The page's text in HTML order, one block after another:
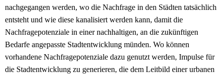
nachgegangen werden, wo die Nachfrage in den Städten tatsächlich
entsteht und wie diese kanalisiert werden kann, damit die
Nachfragepotenziale in einer nachhaltigen, an die zukünftigen
Bedarfe angepasste Stadtentwicklung münden. Wo können
vorhandene Nachfragepotenziale dazu genutzt werden, Impulse für
die Stadtentwicklung zu generieren, die dem Leitbild einer urbanen